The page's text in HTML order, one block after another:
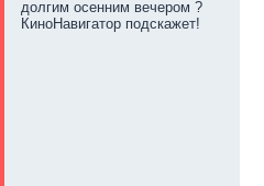
долгим осенним вечером ?
КиноНавигатор подскажет!